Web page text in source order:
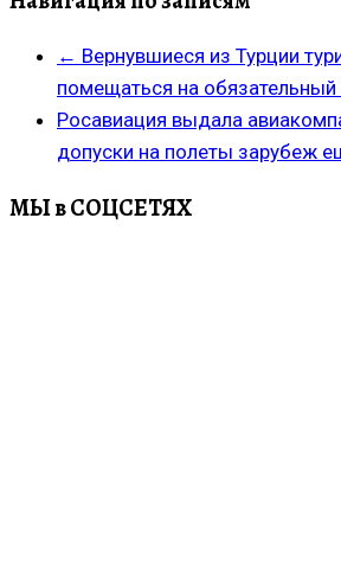
← Вернувшиеся из Турции
помещаться на обязательный
Росавиация выдала
допуски на полеты зарубеж
МЫ в СОЦСЕТЯХ